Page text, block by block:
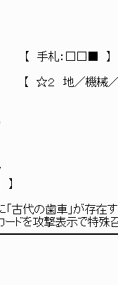
：□□■ 】
機械／効果 ◇
歯車」が存在す
表示で特殊召喚